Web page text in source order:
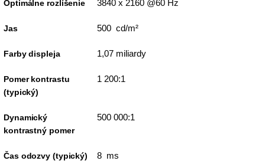
Optimálne rozlíšenie 3840 x 2160 @60 Hz
Jas 500 cd/m²
Farby displeja 1,07 miliardy
Pomer kontrastu
(typický)
1 200:1
Dynamický
kontrastný pomer
500 000:1
Čas odozvy (typický) 8 ms